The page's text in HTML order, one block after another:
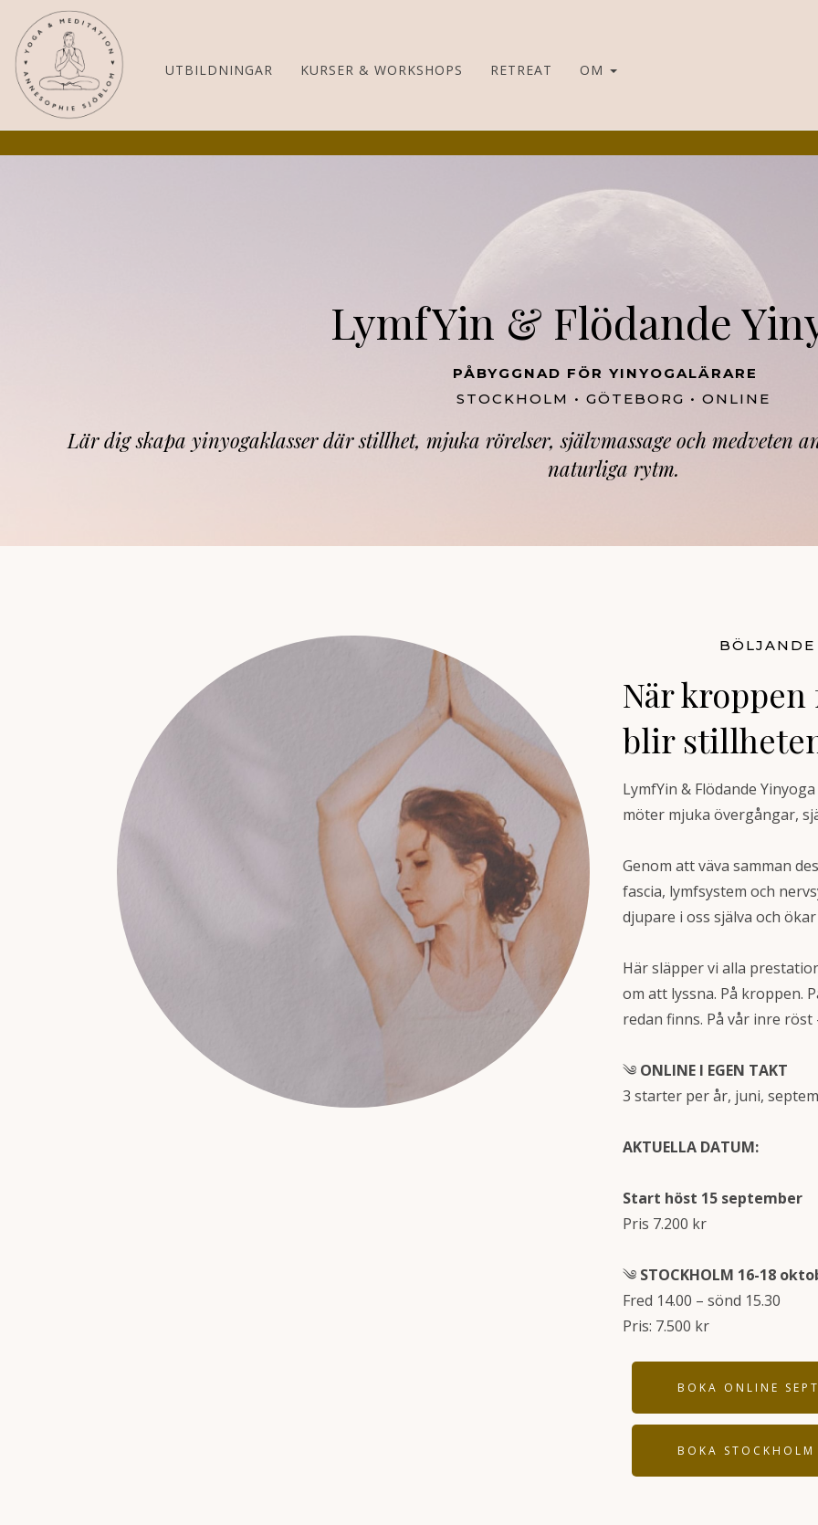
UTBILDNINGAR KURSER & WORKSHOPS RETREAT OM
LymfYin & Flödande
PÅBYGGNAD FÖR YINYOGALÄRARE
STOCKHOLM • GÖTEBORG • ONLINE
Lär dig skapa yinyogaklasser där stillhet, mjuka rörelser, självmassage och
naturliga rytm.
BÖLJANDE
När
blir
LymfYin & Flödande
möter mjuka övergångar,
Genom att väva samman
fascia, lymfsystem och
djupare i oss själva och
Här släpper vi alla
om att lyssna. På kroppen.
redan finns. På vår inre
༄ ONLINE I EGEN TAKT
3 starter per år, juni,
AKTUELLA DATUM:
Start höst 15 september
Pris 7.200 kr
༄ STOCKHOLM 16-18
Fred 14.00 – sönd 15.30
Pris: 7.500 kr
BOKA ONLINE
BOKA